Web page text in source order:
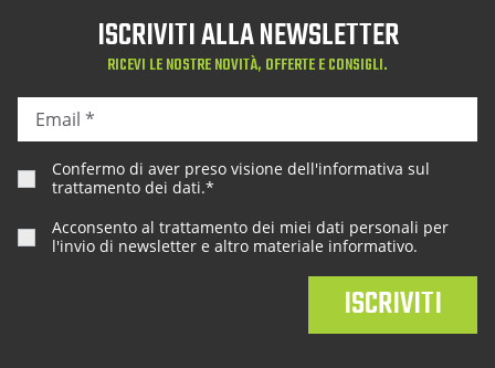
ISCRIVITI ALLA NEWSLETTER
RICEVI LE NOSTRE NOVITÀ, OFFERTE E CONSIGLI.
Confermo di aver preso visione dell'informativa sul
trattamento dei dati.*
Acconsento al trattamento dei miei dati personali per
l'invio di newsletter e altro materiale informativo.